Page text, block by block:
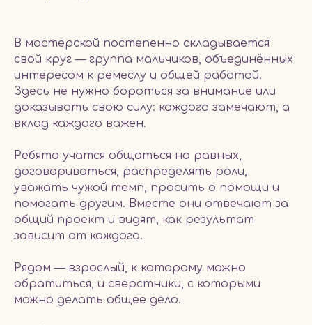
В мастерской постепенно складывается
свой круг — группа мальчиков, объединённых
интересом к ремеслу и общей работой.
Здесь не нужно бороться за внимание или
доказывать свою силу: каждого замечают, а
вклад каждого важен.
Ребята учатся общаться на равных,
договариваться, распределять роли,
уважать чужой темп, просить о помощи и
помогать другим. Вместе они отвечают за
общий проект и видят, как результат
зависит от каждого.
Рядом — взрослый, к которому можно
обратиться, и сверстники, с которыми
можно делать общее дело.